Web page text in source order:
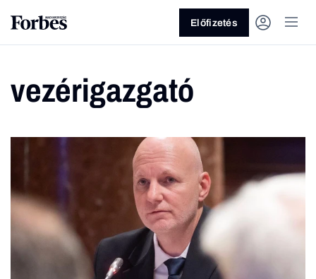
Vagy fedezze fel a következő
témákat
Üzlet Pénz Zöld
Előfizetés
vezérigazgató